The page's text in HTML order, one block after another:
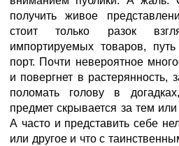
получить живое
стоит только разок
импортируемых товаров,
порт. Почти невероятное
и повергнет в растерянность,
поломать голову в
предмет скрывается за тем
А часто и представить себе
или другое и что с